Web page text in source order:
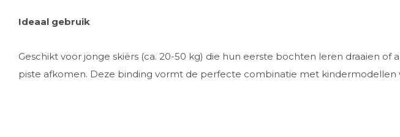
Ideaal gebruik
Geschikt voor jonge skiërs (ca. 20-50 kg) die hun eerste bochten leren draaien of
piste afkomen. Deze binding vormt de perfecte combinatie met kindermodellen